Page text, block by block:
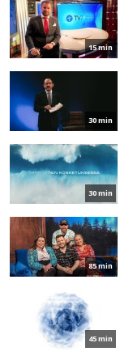
15 min
30 min
30 min
85 min
45 min